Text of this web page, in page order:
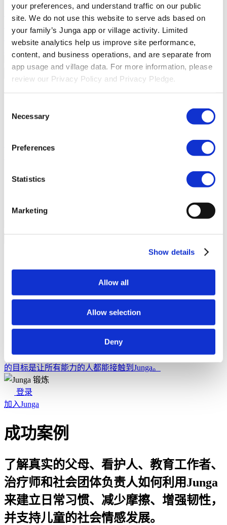
your preferences, and understand traffic on our public
site. We do not use this website to serve ads based on
your family’s Junga app or village activity. Limited
website analytics help us improve site performance,
content, and business operations, and are separate from
app usage and village data. For more information, please
review our Privacy Policy and Privacy Pledge.
Selection
Necessary
Preferences
Statistics
Marketing
Show details
Allow all
Allow selection
Deny
劳动和投资组合，帮助家长引导孩子培养金融素养。
庆祝课堂学习成果。
Junga 対 LiveSchool
校追踪行为表现、奖励学生，并营造积极的校园文化。
返回
的目标。
成功案例
了解其他像你一样的社区成员的成功故
我们的社区
使用Junga生成自拍照，与你的社群分享。
什么是Junga？
深入了解我们的平台为何如此与众不同。
知识库了解如何充分体验Junga的乐趣。 连接让我们聊聊
如何利用Junga来优化日常工作流程
资源
隐私承诺了解我们对隐私保护的承诺。 无障碍访问我们
的目标是让所有能力的人都能接触到Junga。
登录
加入Junga
成功案例
了解真实的父母、看护人、教育工作者、
治疗师和社会团体负责人如何利用Junga
来建立日常习惯、减少摩擦、增强韧性，
并支持儿童的社会情感发展。